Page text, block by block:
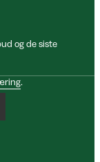
og de siste
.